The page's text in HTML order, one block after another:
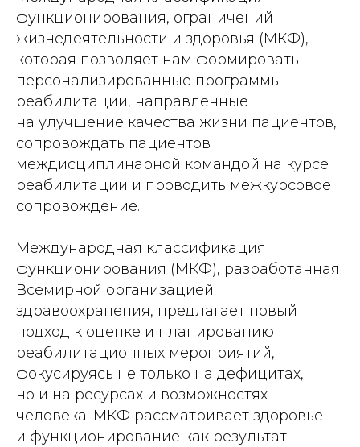
функционирования, ограничений
жизнедеятельности и здоровья (МКФ),
которая позволяет нам формировать
персонализированные программы
реабилитации, направленные
на улучшение качества жизни пациентов,
сопровождать пациентов
междисциплинарной командой на курсе
реабилитации и проводить межкурсовое
сопровождение.
Международная классификация
функционирования (МКФ), разработанная
Всемирной организацией
здравоохранения, предлагает новый
подход к оценке и планированию
реабилитационных мероприятий,
фокусируясь не только на дефицитах,
но и на ресурсах и возможностях
человека. МКФ рассматривает здоровье
и функционирование как результат